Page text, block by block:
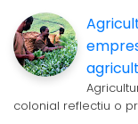
colonial reflectiu o